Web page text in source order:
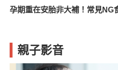
孕期重在安胎非大補！常見NG
親子影音